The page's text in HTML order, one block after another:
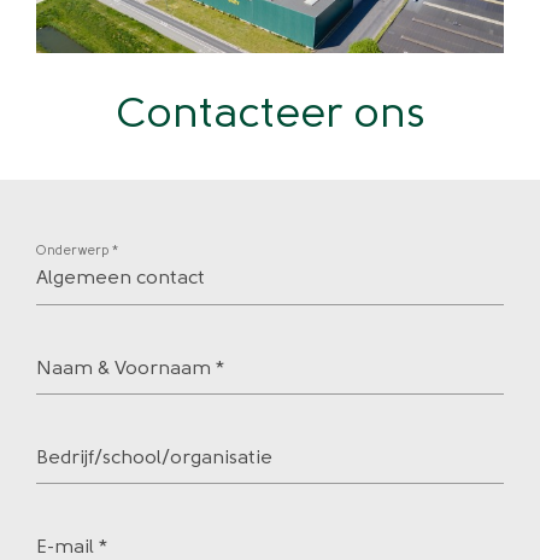
Contacteer ons
Onderwerp
Naam & Voornaam
Bedrijf/school/organisatie
E-mail